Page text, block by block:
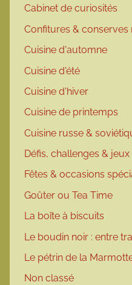
Cabinet de curiosités
Confitures & conserves
Cuisine d'automne
Cuisine d'été
Cuisine d'hiver
Cuisine de printemps
Cuisine russe &
Défis, challenges & jeux
Fêtes & occasions
Goûter ou Tea Time
La boîte à biscuits
Le boudin noir : entre
Le pétrin de la
Non classé